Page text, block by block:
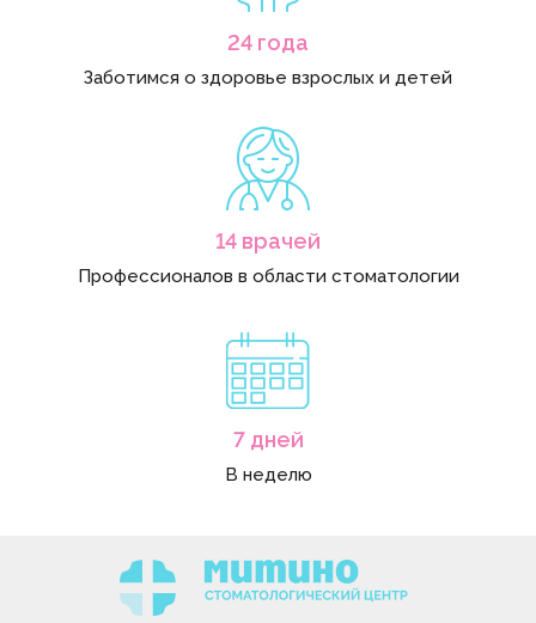
24 года
Заботимся о здоровье взрослых и детей
14 врачей
Профессионалов в области стоматологии
7 дней
В неделю